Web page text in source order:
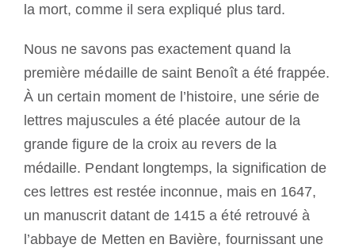
la mort, comme il sera expliqué plus tard.
Nous ne savons pas exactement quand la
première médaille de saint Benoît a été frappée.
À un certain moment de l’histoire, une série de
lettres majuscules a été placée autour de la
grande figure de la croix au revers de la
médaille. Pendant longtemps, la signification de
ces lettres est restée inconnue, mais en 1647,
un manuscrit datant de 1415 a été retrouvé à
l’abbaye de Metten en Bavière, fournissant une